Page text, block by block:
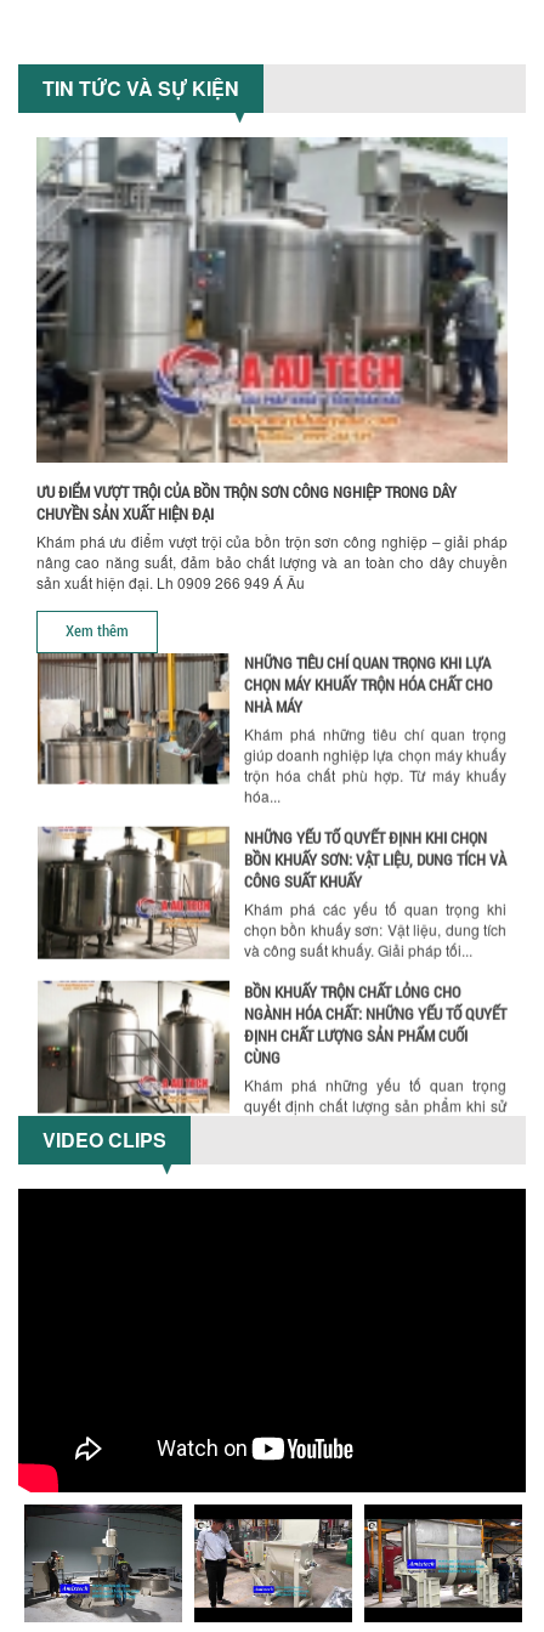
Hướng dẫn thanh toán mua hàng
TIN TỨC VÀ SỰ KIỆN
ƯU ĐIỂM VƯỢT TRỘI CỦA BỒN TRỘN SƠN CÔNG NGHIỆP TRONG DÂY
CHUYỀN SẢN XUẤT HIỆN ĐẠI
Khám phá ưu điểm vượt trội của bồn trộn sơn công nghiệp – giải pháp
nâng cao năng suất, đảm bảo chất lượng và an toàn cho dây chuyền
sản xuất hiện đại. Lh 0909 266 949 Á Âu
Xem thêm
trộn các loại bột khô trong các ngành...
VÌ SAO DOANH NGHIỆP NÊN CHỌN MÁY
NGHIỀN MÀU SƠN Á ÂU?
Khám phá lý do doanh nghiệp nên
chọn máy nghiền màu sơn Á Âu: hiệu
suất cao, kiểm soát nhiệt tốt, tiết kiệm
ƯU ĐÃI ĐẶC BIỆT: GIÁ MÁY KHUẤY SƠN
CÔNG NGHIỆP GIẢM SỐC
Ưu đãi đặc biệt: Giá máy khuấy sơn
công nghiệp giảm sốc lên đến 20%.
Tiết kiệm chi phí, nhận ngay máy
khuấy...
TỐI ƯU CHI PHÍ SẢN XUẤT VỚI MÁY TRỘN
Khám phá cách máy trộn sơn công
nghiệp giúp doanh nghiệp tiết kiệm
nguyên liệu, nhân công và chi phí vận
NHỮNG TIÊU CHÍ QUAN TRỌNG KHI LỰA
CHỌN MÁY KHUẤY TRỘN HÓA CHẤT CHO
NHÀ MÁY
Khám phá những tiêu chí quan trọng
giúp doanh nghiệp lựa chọn máy khuấy
trộn hóa chất phù hợp. Từ máy khuấy
hóa...
NHỮNG YẾU TỐ QUYẾT ĐỊNH KHI CHỌN
BỒN KHUẤY SƠN: VẬT LIỆU, DUNG TÍCH VÀ
CÔNG SUẤT KHUẤY
Khám phá các yếu tố quan trọng khi
chọn bồn khuấy sơn: Vật liệu, dung tích
và công suất khuấy. Giải pháp tối...
BỒN KHUẤY TRỘN CHẤT LỎNG CHO
NGÀNH HÓA CHẤT: NHỮNG YẾU TỐ QUYẾT
ĐỊNH CHẤT LƯỢNG SẢN PHẨM CUỐI
CÙNG
Khám phá những yếu tố quan trọng
quyết định chất lượng sản phẩm khi sử
dụng bồn khuấy trộn chất lỏng trong...
ĐÚNG DỤNG CỤ KHUẤY SƠN CHO DÂY
GIÁ RẺ CHO NGÀNH HÓA CHẤT?
Máy nghiền dung môi giá rẻ có thực sự
phù hợp với ngành hóa chất? Bài viết
phân tích ưu, nhược điểm của máy...
5 LỢI ÍCH NỔI BẬT KHI SỬ DỤNG MÁY
VIDEO CLIPS